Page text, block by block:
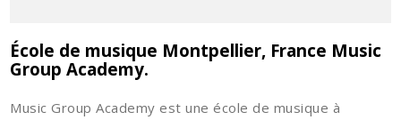
École de musique Montpellier, France Music
Group Academy.
Music Group Academy est une école de musique à